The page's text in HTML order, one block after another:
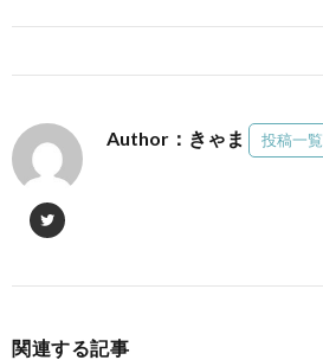
Author：きゃま 投稿一覧
関連する記事